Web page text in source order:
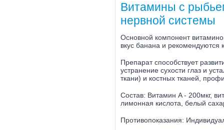
Витамины с
нервной системы
Основной компонент
вкус банана и рекомендуются
Препарат способствует
устранение сухости глаз и
ткани) и костных тканей,
Состав: Витамин A - 200мкг,
лимонная кислота, белый
Противопоказания: